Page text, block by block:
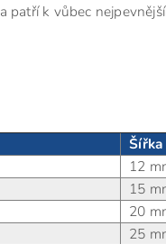
patří k vůbec
Šířka
12
15
20
25